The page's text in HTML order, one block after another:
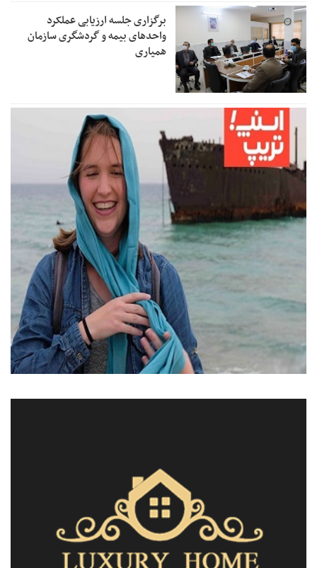
برگزاری جلسه ارزیابی عملکرد
واحدهای بیمه و گردشگری سازمان
همیاری